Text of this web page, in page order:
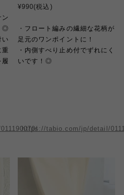
ン
◎
い
¥990(税込)
・ フロート編みの繊細な花柄が
足元のワンポイントに！
・内側すべり止め付でずれにく
いです！◎
https://tabio.com/jp/detail/